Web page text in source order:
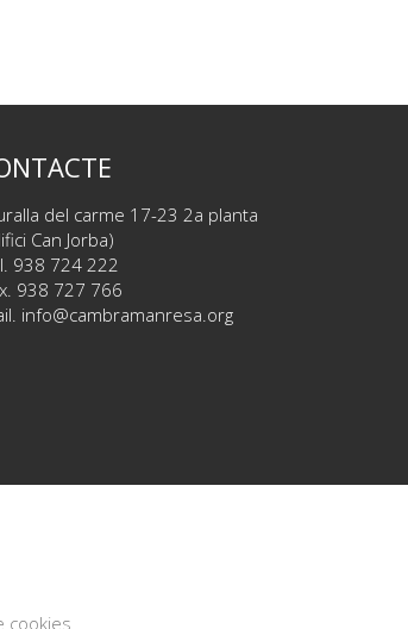
del carme 17-23 2a planta
Can Jorba)
938 724 222
938 727 766
info@cambramanresa.org
cookies